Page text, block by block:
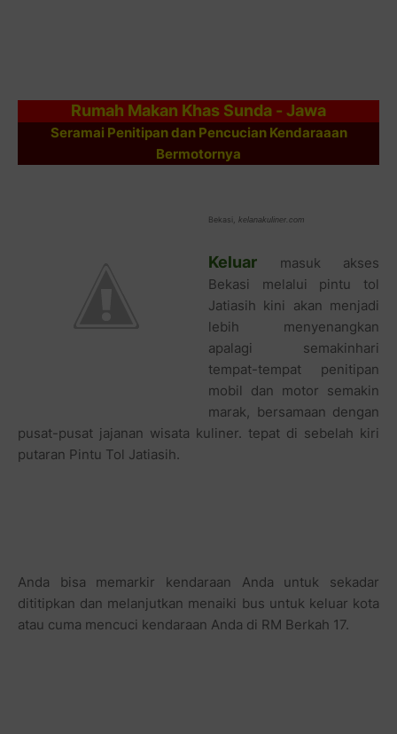
Rumah Makan Khas Sunda - Jawa
Seramai Penitipan dan Pencucian Kendaraaan
Bermotornya
Bekasi, kelanakuliner.com
Keluar masuk akses
Bekasi melalui pintu tol
Jatiasih kini akan menjadi
lebih menyenangkan
apalagi semakinhari
tempat-tempat penitipan
mobil dan motor semakin
marak, bersamaan dengan
pusat-pusat jajanan wisata kuliner. tepat di sebelah kiri
putaran Pintu Tol Jatiasih.
Anda bisa memarkir kendaraan Anda untuk sekadar
dititipkan dan melanjutkan menaiki bus untuk keluar kota
atau cuma mencuci kendaraan Anda di RM Berkah 17.